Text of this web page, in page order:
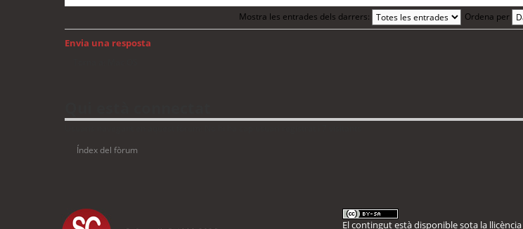
Mostra les entrades dels darrers: Ordena per
Envia una resposta
Índex del fòrum
El contingut està disponible sota la llicència